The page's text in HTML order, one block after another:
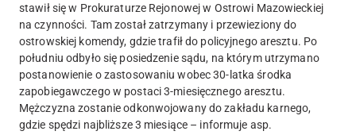
stawił się w Prokuraturze Rejonowej w Ostrowi Mazowieckiej
na czynności. Tam został zatrzymany i przewieziony do
ostrowskiej komendy, gdzie trafił do policyjnego aresztu. Po
południu odbyło się posiedzenie sądu, na którym utrzymano
postanowienie o zastosowaniu wobec 30-latka środka
zapobiegawczego w postaci 3-miesięcznego aresztu.
Mężczyzna zostanie odkonwojowany do zakładu karnego,
gdzie spędzi najbliższe 3 miesiące – informuje asp.